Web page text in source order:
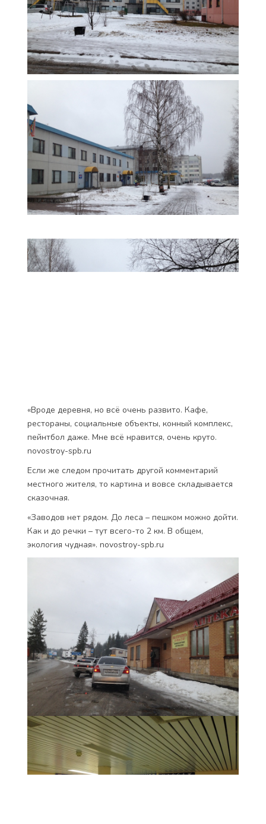
«Вроде деревня, но всё очень развито. Кафе,
рестораны, социальные объекты, конный комплекс,
пейнтбол даже. Мне всё нравится, очень круто.
novostroy-spb.ru
Если же следом прочитать другой комментарий
местного жителя, то картина и вовсе складывается
сказочная.
«Заводов нет рядом. До леса – пешком можно дойти.
Как и до речки – тут всего-то 2 км. В общем,
экология чудная». novostroy-spb.ru